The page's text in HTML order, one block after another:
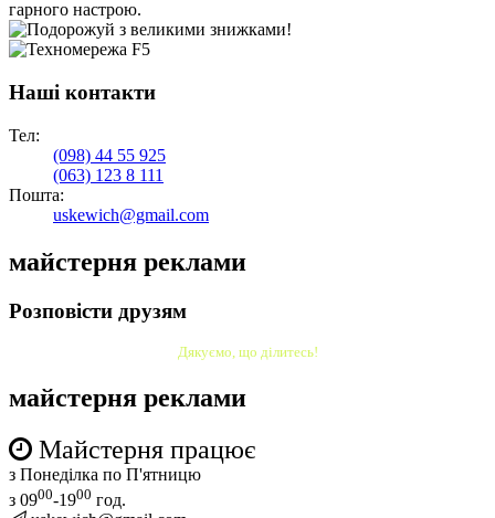
Наші контакти
Тел:
(098) 44 55 925
(063) 123 8 111
Пошта:
uskewich@gmail.com
майстерня реклами
Розповісти друзям
Дякуємо, що ділитесь!
майстерня реклами
Майстерня працює
з Понеділка по П'ятницю
з 0900-1900 год.